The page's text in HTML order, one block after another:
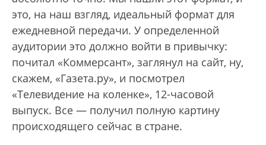
это, на наш взгляд, идеальный формат для
ежедневной передачи. У определенной
аудитории это должно войти в привычку:
почитал «Коммерсант», заглянул на сайт, ну,
скажем, «Газета.ру», и посмотрел
«Телевидение на коленке», 12-часовой
выпуск. Все — получил полную картину
происходящего сейчас в стране.